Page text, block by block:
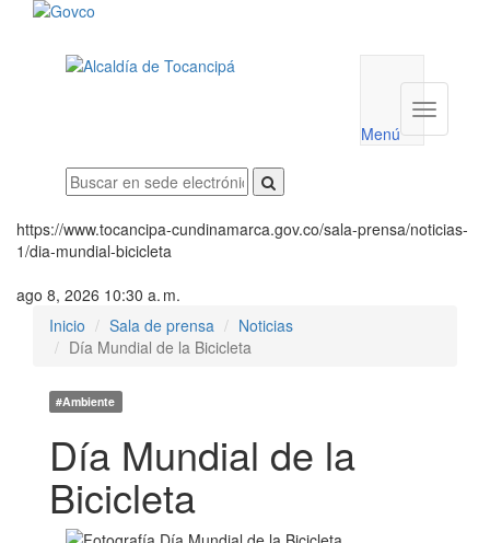
utilidades
Menú
Menú
https://www.tocancipa-cundinamarca.gov.co/sala-prensa/noticias-
1/dia-mundial-bicicleta
ago 8, 2026 10:30 a. m.
Inicio
Sala de prensa
Noticias
Día Mundial de la Bicicleta
#Ambiente
Día Mundial de la
Bicicleta